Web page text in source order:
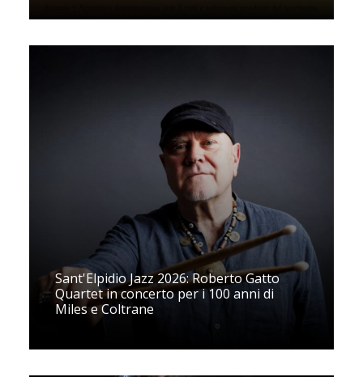
Sant'Elpidio Jazz 2026: Roberto Gatto
Quartet in concerto per i 100 anni di
Miles e Coltrane